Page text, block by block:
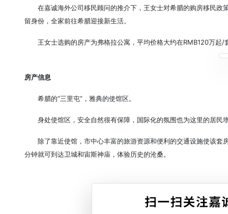
在嘉诚海外公司移民顾问的推介下，王女士对希腊的购房移民
留身份，全家前往希腊迎接新生活。
王女士选购的房产为弗格拉公寓，平均价格大约在RMB120万起/
房产信息
希腊的“三里屯”，雅典的使馆区。
身处使馆区，安全自然很有保障，国际化的氛围也为这里的居民
除了靠近使馆，市中心丰富的旅游资源和便利的交通设施使该
分钟就可到达卫城和宙斯神庙，体验历史的沧桑。